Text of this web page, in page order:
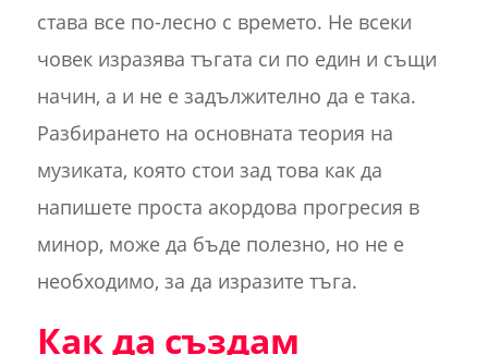
става все по-лесно с времето. Не всеки
човек изразява тъгата си по един и същи
начин, а и не е задължително да е така.
Разбирането на основната теория на
музиката, която стои зад това как да
напишете проста акордова прогресия в
минор, може да бъде полезно, но не е
необходимо, за да изразите тъга.
Как да създам